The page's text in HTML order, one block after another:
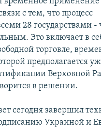
с тем, что процесс
28 государствами
Это включает в
торговле,
предполагается
Верховной
в решении.
сегодня завершил
Украиной и